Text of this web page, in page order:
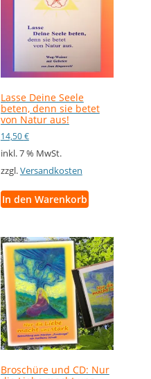
Lasse Deine Seele
beten, denn sie betet
von Natur aus!
14,50€
inkl. 7 % MwSt.
zzgl.Versandkosten
In den Warenkorb
Broschüre und CD: Nur